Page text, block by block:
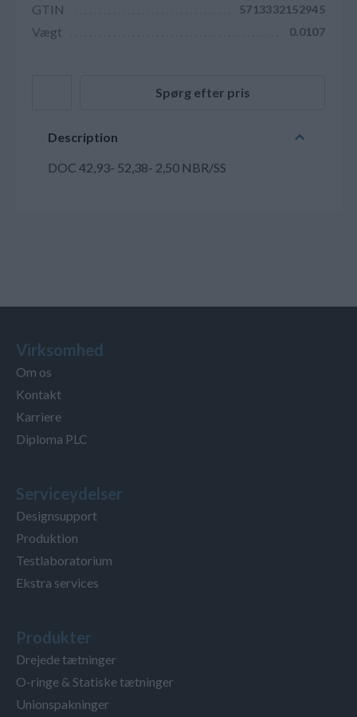
GTIN 5713332152945
Vægt 0.0107
Spørg efter pris
Description
DOC 42,93- 52,38- 2,50 NBR/SS
Virksomhed
Om os
Kontakt
Karriere
Diploma PLC
Serviceydelser
Designsupport
Produktion
Testlaboratorium
Ekstra services
Produkter
Drejede tætninger
O-ringe & Statiske tætninger
Unionspakninger